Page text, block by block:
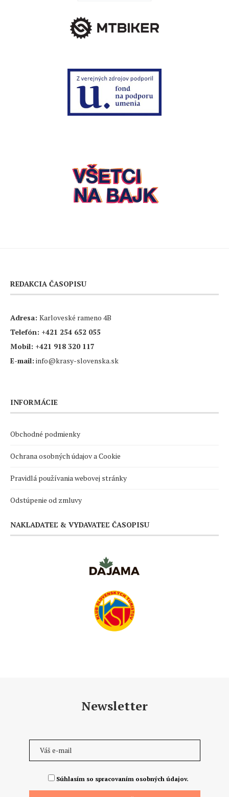
REDAKCIA ČASOPISU
Adresa: Karloveské rameno 4B
Telefón: +421 254 652 055
Mobil: +421 918 320 117
E-mail: info@krasy-slovenska.sk
INFORMÁCIE
Obchodné podmienky
Ochrana osobných údajov a Cookie
Pravidlá používania webovej stránky
Odstúpenie od zmluvy
NAKLADATEĽ & VYDAVATEĽ ČASOPISU
Newsletter
Súhlasím so spracovaním osobných údajov.